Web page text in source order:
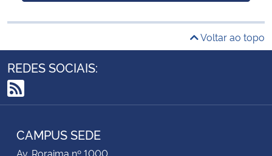
Voltar ao topo
REDES SOCIAIS:
RSS
CAMPUS SEDE
Av. Roraima nº 1000